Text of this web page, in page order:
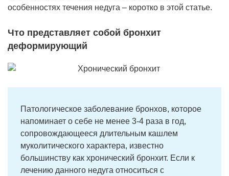
особенностях течения недуга – коротко в этой статье.
Что представляет собой бронхит
деформирующий
Патологическое заболевание бронхов, которое
напоминает о себе не менее 3-4 раза в год,
сопровождающееся длительным кашлем
муколитического характера, известно
большинству как хронический бронхит. Если к
лечению данного недуга относиться с